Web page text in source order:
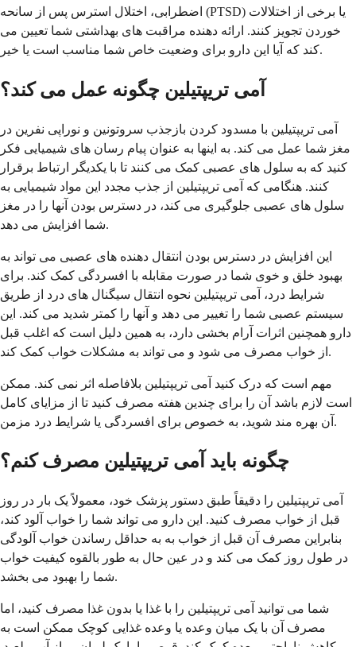
اضطرابی، اختلال استرس پس از سانحه (PTSD) یا برخی از اختلالات
خوردن تجویز کنند. ارائه دهنده مراقبت های بهداشتی شما تعیین می
کند که آیا این دارو برای وضعیت خاص شما مناسب است یا خیر.
آمی تریپتیلین چگونه عمل می کند؟
آمی تریپتیلین با مسدود کردن بازجذب سروتونین و نوراپی نفرین در
مغز شما عمل می کند. به اینها به عنوان پیام رسان های شیمیایی فکر
کنید که به سلول های عصبی کمک می کنند تا با یکدیگر ارتباط برقرار
کنند. هنگامی که آمی تریپتیلین از جذب مجدد این مواد شیمیایی به
سلول های عصبی جلوگیری می کند، در دسترس بودن آنها را در مغز
شما افزایش می دهد.
این افزایش در دسترس بودن انتقال دهنده های عصبی می تواند به
بهبود خلق و خوی شما در صورت مقابله با افسردگی کمک کند. برای
شرایط درد، آمی تریپتیلین نحوه انتقال سیگنال های درد از طریق
سیستم عصبی شما را تغییر می دهد و آنها را کمتر شدید می کند. این
دارو همچنین اثرات آرام بخشی دارد، به همین دلیل است که اغلب قبل
از خواب مصرف می شود و می تواند به مشکلات خواب کمک کند.
مهم است که درک کنید آمی تریپتیلین بلافاصله اثر نمی کند. ممکن
است لازم باشد آن را برای چندین هفته مصرف کنید تا از مزایای کامل
آن بهره مند شوید، به خصوص برای افسردگی یا شرایط درد مزمن.
چگونه باید آمی تریپتیلین مصرف کنم؟
آمی تریپتیلین را دقیقاً طبق دستور پزشک خود، معمولاً یک بار در روز
قبل از خواب مصرف کنید. این دارو می تواند شما را خواب آلود کند،
بنابراین مصرف آن قبل از خواب به به حداقل رساندن خواب آلودگی
در طول روز کمک می کند و در عین حال به طور بالقوه کیفیت خواب
شما را بهبود می بخشد.
شما می توانید آمی تریپتیلین را با غذا یا بدون غذا مصرف کنید، اما
مصرف آن با یک میان وعده یا وعده غذایی کوچک ممکن است به